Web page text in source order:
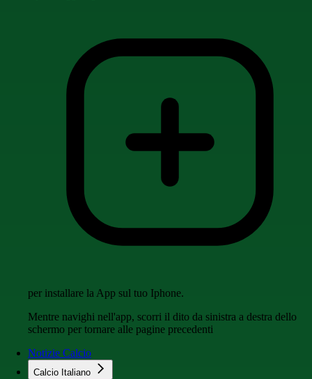
per installare la App sul tuo Iphone.
Mentre navighi nell'app, scorri il dito da sinistra a destra dello
schermo per tornare alle pagine precedenti
Notizie Calcio
Calcio Italiano